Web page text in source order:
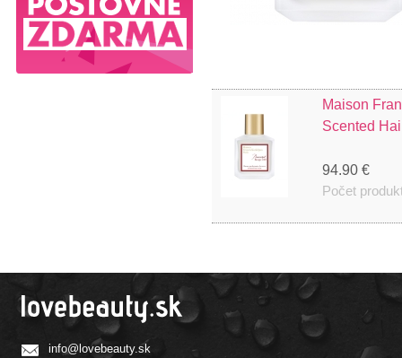
Maison
Scented
94.90 €
Počet
info@lovebeauty.sk